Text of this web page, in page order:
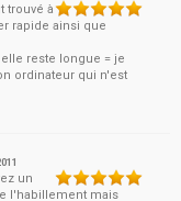
trouvé à
rapide ainsi que
reste longue = je
ordinateur qui n'est
un
l'habillement mais